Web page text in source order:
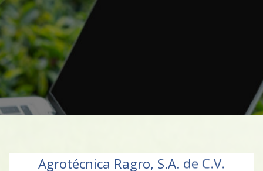
Agrotécnica Ragro, S.A. de C.V.